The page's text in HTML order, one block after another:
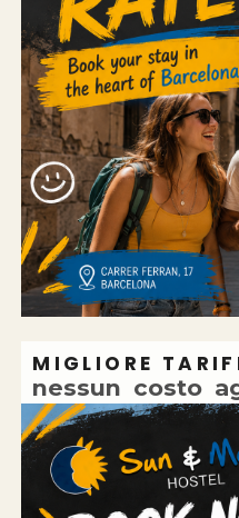
MIGLIORE
nessun costo